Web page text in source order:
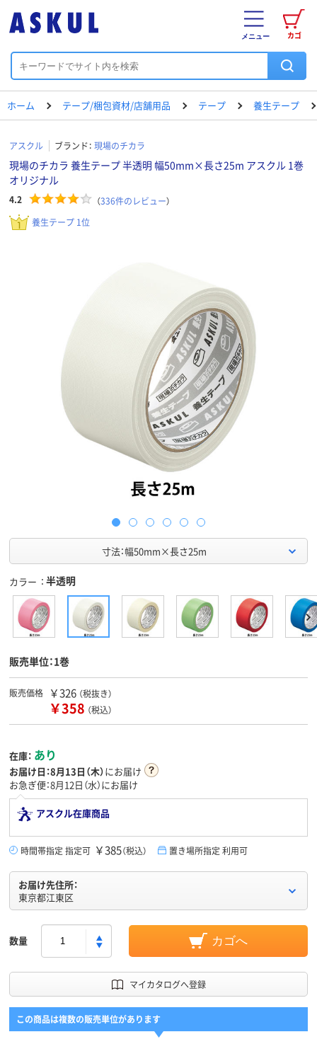
カゴ
メニュー
ホーム テープ/梱包資材/店舗用品 テープ 養生テープ
アスクル ブランド： 現場のチカラ
現場のチカラ 養生テープ 半透明 幅50mm×長さ25m アスクル 1巻
オリジナル
4.2 （336件のレビュー）
養生テープ 1位
寸法：幅50mm×長さ25m
カラー 半透明
販売単位：1巻
販売価格 ￥326 （税抜き）
￥358 （税込）
在庫： あり
お届け日：8月13日（木）にお届け
お急ぎ便：8月12日（水）にお届け
アスクル在庫商品
時間帯指定 指定可 ￥385（税込） 置き場所指定 利用可
お届け先住所：
東京都江東区
数量 カゴへ
マイカタログへ登録
この商品は複数の販売単位があります